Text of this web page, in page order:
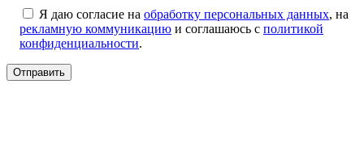
Я даю согласие на обработку персональных данных, на
рекламную коммуникацию и соглашаюсь с политикой
конфиденциальности.